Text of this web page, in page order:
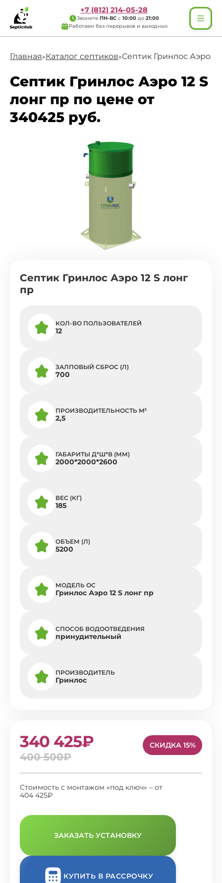
+7 (812) 214-05-28
Звоните ПН-ВС с 10:00 до 21:00
Работаем без перерывов и выходных
Главная»Каталог септиков»Септик Гринлос Аэро
Септик Гринлос Аэро 12 S
лонг пр по цене от
340425 руб.
Септик Гринлос Аэро 12 S лонг
пр
КОЛ-ВО ПОЛЬЗОВАТЕЛЕЙ
12
ЗАЛПОВЫЙ СБРОС (Л)
700
ПРОИЗВОДИТЕЛЬНОСТЬ M³
2,5
ГАБАРИТЫ Д*Ш*В (ММ)
2000*2000*2600
ВЕС (КГ)
185
ОБЪЕМ (Л)
5200
МОДЕЛЬ ОС
Гринлос Аэро 12 S лонг пр
СПОСОБ ВОДООТВЕДЕНИЯ
принудительный
ПРОИЗВОДИТЕЛЬ
Гринлос
340 425₽
400 500₽
СКИДКА 15%
Стоимость с монтажом «под ключ» – от
404 425₽
ЗАКАЗАТЬ УСТАНОВКУ
КУПИТЬ В РАССРОЧКУ